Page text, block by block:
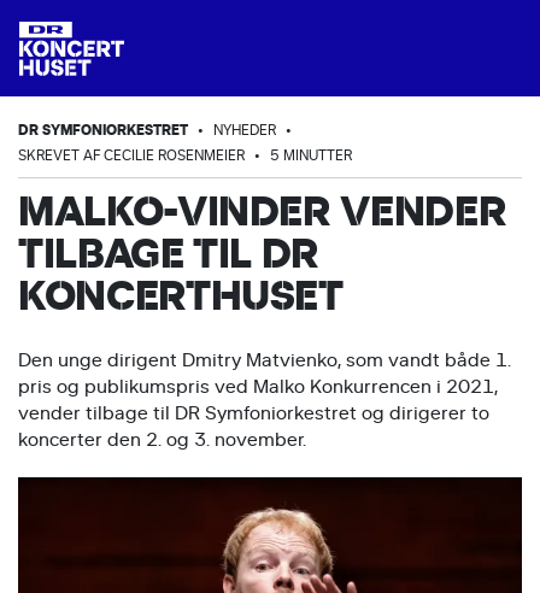
DR SYMFONIORKESTRET • NYHEDER •
SKREVET AF CECILIE ROSENMEIER • 5 MINUTTER
MALKO-VINDER VENDER
TILBAGE TIL DR
KONCERTHUSET
Den unge dirigent Dmitry Matvienko, som vandt både 1.
pris og publikumspris ved Malko Konkurrencen i 2021,
vender tilbage til DR Symfoniorkestret og dirigerer to
koncerter den 2. og 3. november.